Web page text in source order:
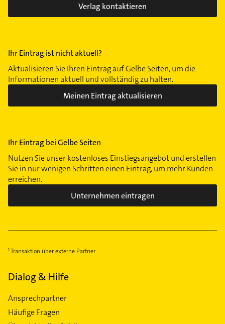
Verlag kontaktieren
Ihr Eintrag ist nicht aktuell?
Aktualisieren Sie Ihren Eintrag auf Gelbe Seiten, um die
Informationen aktuell und vollständig zu halten.
Meinen Eintrag aktualisieren
Ihr Eintrag bei Gelbe Seiten
Nutzen Sie unser kostenloses Einstiegsangebot und erstellen
Sie in nur wenigen Schritten einen Eintrag, um mehr Kunden
erreichen.
Unternehmen eintragen
Transaktion über externe Partner
Dialog & Hilfe
Ansprechpartner
Häufige Fragen